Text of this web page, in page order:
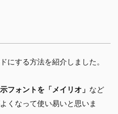
にする方法を紹介しました。
フォントを「メイリオ」 など
くなって使い易いと思いま